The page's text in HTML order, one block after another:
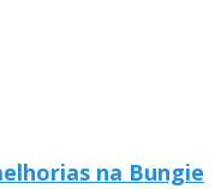
na Bungie